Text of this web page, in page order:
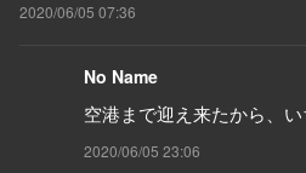
2020/06/05 07:36
No Name
空港まで迎え来たから、
2020/06/05 23:06